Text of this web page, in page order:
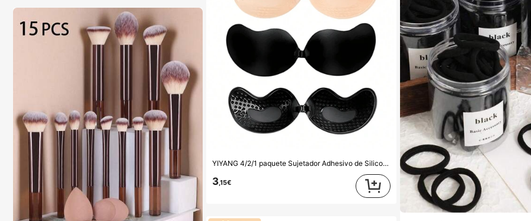
YIYANG 4/2/1 paquete Sujetador Adhesivo de Silicona sin Espalda Invisible, Lavable, Cierre Frontal, Realce de Pecho - Copas Amigables con la Piel, Adecuado para Copas A-D, Vestido de Boda de Verano/Vestido sin Espalda (Regalo para Mujeres | Navidad y Día de San Valentín), Accesorios Esenciales para Bodas
3,15€